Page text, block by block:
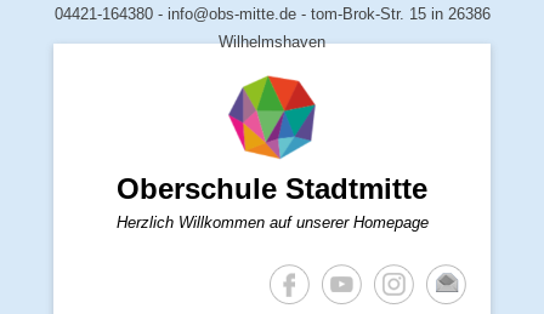
04421-164380 - info@obs-mitte.de - tom-Brok-Str. 15 in 26386
Wilhelmshaven
Oberschule Stadtmitte
Herzlich Willkommen auf unserer Homepage